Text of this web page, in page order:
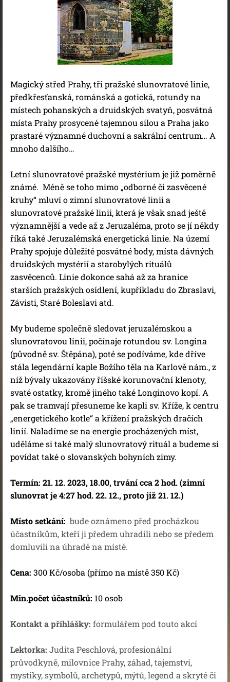
Magický střed Prahy, tři pražské slunovratové linie,
předkřesťanská, románská a gotická, rotundy na
místech pohanských a druidských svatyň, posvátná
místa Prahy prosycené tajemnou silou a Praha jako
prastaré významné duchovní a sakrální centrum… A
mnoho dalšího…
Letní slunovratové pražské mystérium je již poměrně
známé. Méně se toho mimo „odborné či zasvěcené
kruhy“ mluví o zimní slunovratové linii a
slunovratové pražské linii, která je však snad ještě
významnější a vede až z Jeruzaléma, proto se jí někdy
říká také Jeruzalémská energetická linie. Na území
Prahy spojuje důležité posvátné body, místa dávných
druidských mystérií a starobylých rituálů
zasvěcenců. Linie dokonce sahá až za hranice
starších pražských osídlení, kupříkladu do Zbraslavi,
Závisti, Staré Boleslavi atd.
My budeme společně sledovat jeruzalémskou a
slunovratovou linii, počínaje rotundou sv. Longina
(původně sv. Štěpána), poté se podíváme, kde dříve
stála legendární kaple Božího těla na Karlově nám., z
níž bývaly ukazovány říšské korunovační klenoty,
svaté ostatky, kromě jiného také Longinovo kopí. A
pak se tramvají přesuneme ke kapli sv. Kříže, k centru
„energetického kotle“ a křížení pražských dračích
linií. Naladíme se na energie procházených míst,
uděláme si také malý slunovratový rituál a budeme si
povídat také o slovanských bohyních zimy.
Termín: 21. 12. 2023, 18.00, trvání cca 2 hod. (zimní
slunovrat je 4:27 hod. 22. 12., proto již 21. 12.)
Místo setkání: bude oznámeno před procházkou
účastníkům, kteří ji předem uhradili nebo se předem
domluvili na úhradě na místě.
Cena: 300 Kč/osoba (přímo na místě 350 Kč)
Min.počet účastníků: 10 osob
Kontakt a přihlášky: formulářem pod touto akcí
Lektorka: Judita Peschlová, profesionální
průvodkyně, milovnice Prahy, záhad, tajemství,
mystiky, symbolů, archetypů, mýtů, legend a skryté či